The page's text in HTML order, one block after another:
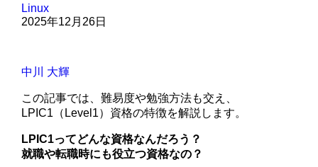
Linux
2025年12月26日
中川 大輝
この記事では、難易度や勉強方法も交え、
LPIC1（Level1）資格の特徴を解説します。
LPIC1ってどんな資格なんだろう？
就職や転職時にも役立つ資格なの？